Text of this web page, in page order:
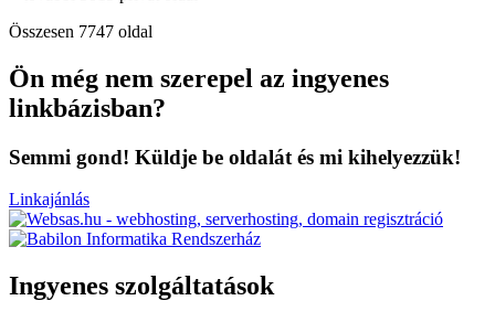
Összesen 7747 oldal
Ön még nem szerepel az ingyenes
linkbázisban?
Semmi gond! Küldje be oldalát és mi kihelyezzük!
Linkajánlás
Ingyenes szolgáltatások